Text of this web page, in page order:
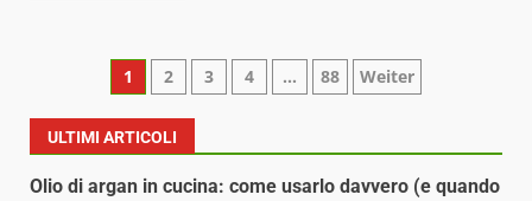
Paginazione
degli
articoli
1 2 3 4 … 88 Weiter
ULTIMI ARTICOLI
Olio di argan in cucina: come usarlo davvero (e quando